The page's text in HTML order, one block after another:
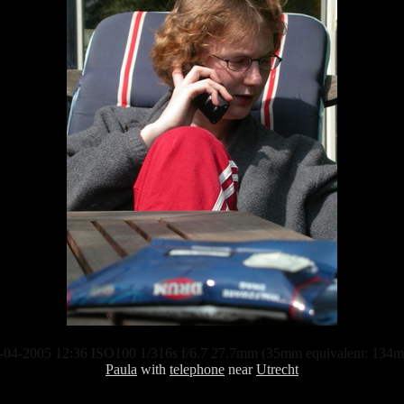
04-2005 12:36 ISO100 1/316s f/6.7 27.7mm (35mm equivalent:
Paula with telephone nearUtrecht